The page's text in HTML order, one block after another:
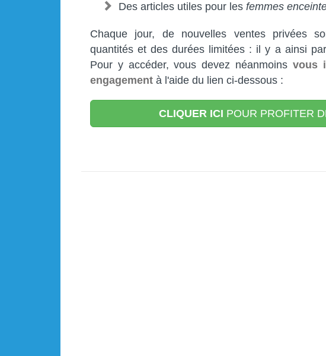
Des articles utiles pour les femmes
Chaque jour, de nouvelles ventes privées
quantités et des durées limitées : il y a ainsi
Pour y accéder, vous devez néanmoins vous
engagement à l'aide du lien ci-dessous :
CLIQUER ICI POUR PROFITER